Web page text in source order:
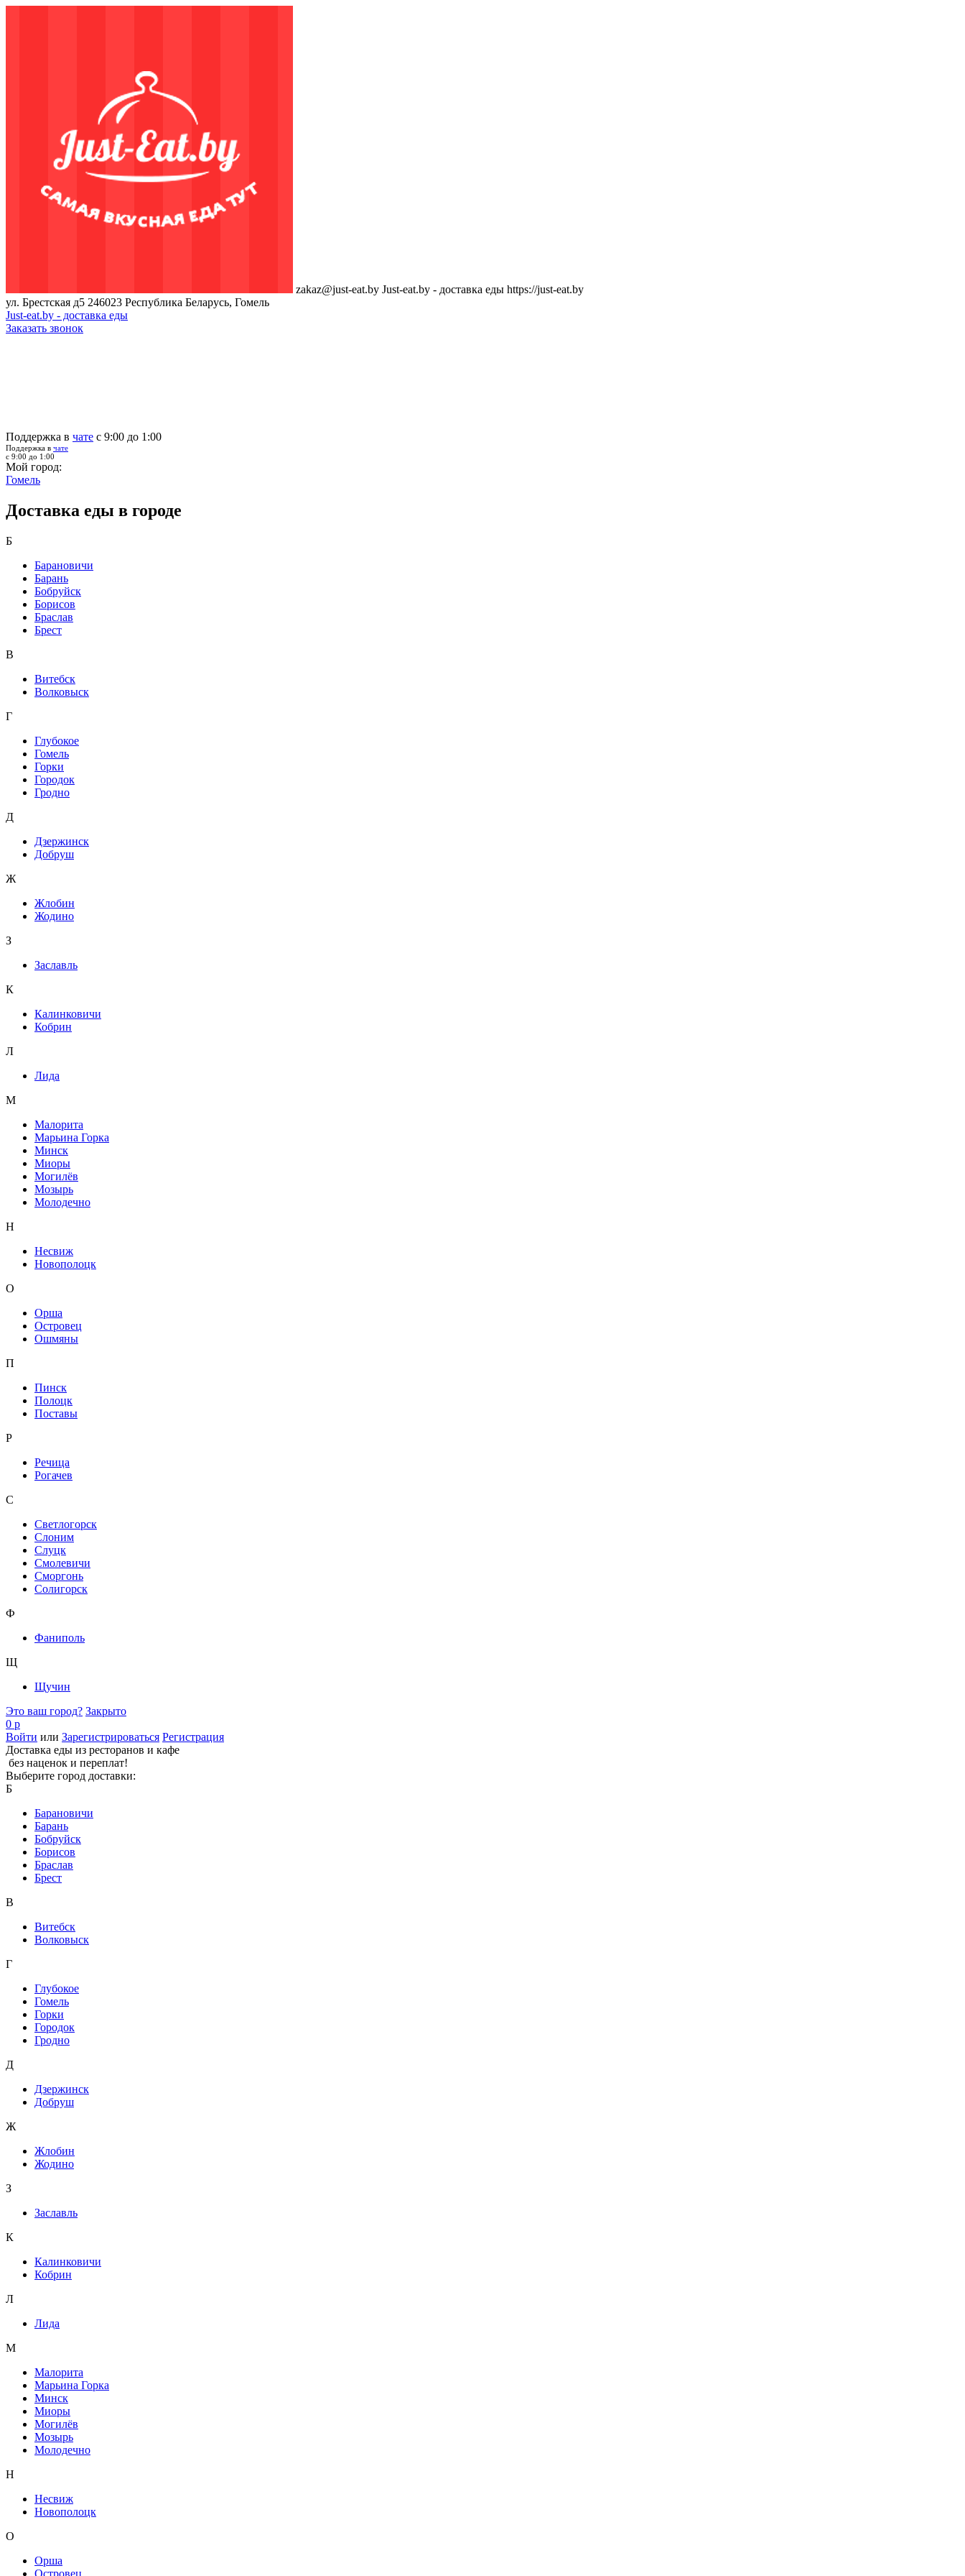
zakaz@just-eat.by Just-eat.by - доставка еды https://just-eat.by
ул. Брестская д5 246023 Республика Беларусь, Гомель
Just-eat.by - доставка еды
Заказать звонок
Поддержка в чате с 9:00 до 1:00
Поддержка в чате
с 9:00 до 1:00
Мой город:
Гомель
Доставка еды в городе
Б
Барановичи
Барань
Бобруйск
Борисов
Браслав
Брест
В
Витебск
Волковыск
Г
Глубокое
Гомель
Горки
Городок
Гродно
Д
Дзержинск
Добруш
Ж
Жлобин
Жодино
З
Заславль
К
Калинковичи
Кобрин
Л
Лида
М
Малорита
Марьина Горка
Минск
Миоры
Могилёв
Мозырь
Молодечно
Н
Несвиж
Новополоцк
О
Орша
Островец
Ошмяны
П
Пинск
Полоцк
Поставы
Р
Речица
Рогачев
С
Светлогорск
Слоним
Слуцк
Смолевичи
Сморгонь
Солигорск
Ф
Фаниполь
Щ
Щучин
Это ваш город? Закрыто
0 р
Войти или Зарегистрироваться Регистрация
Доставка еды из ресторанов и кафе
без наценок и переплат!
Выберите город доставки:
Б
Барановичи
Барань
Бобруйск
Борисов
Браслав
Брест
В
Витебск
Волковыск
Г
Глубокое
Гомель
Горки
Городок
Гродно
Д
Дзержинск
Добруш
Ж
Жлобин
Жодино
З
Заславль
К
Калинковичи
Кобрин
Л
Лида
М
Малорита
Марьина Горка
Минск
Миоры
Могилёв
Мозырь
Молодечно
Н
Несвиж
Новополоцк
О
Орша
Островец